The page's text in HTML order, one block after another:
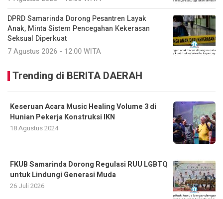
DPRD Samarinda Dorong Pesantren Layak
Anak, Minta Sistem Pencegahan Kekerasan
Seksual Diperkuat
7 Agustus 2026 - 12:00 WITA
Trending di BERITA DAERAH
Keseruan Acara Music Healing Volume 3 di
Hunian Pekerja Konstruksi IKN
18 Agustus 2024
FKUB Samarinda Dorong Regulasi RUU LGBTQ
untuk Lindungi Generasi Muda
26 Juli 2026